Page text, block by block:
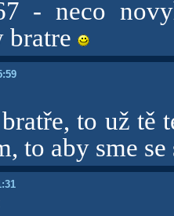
- neco
bratre
to už tě
to aby sme